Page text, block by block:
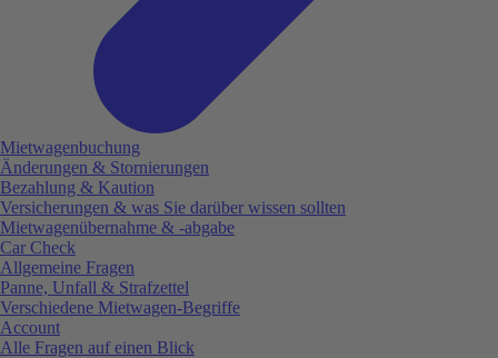
Mietwagenbuchung
Änderungen & Stornierungen
Bezahlung & Kaution
Versicherungen & was Sie darüber wissen sollten
Mietwagenübernahme & -abgabe
Car Check
Allgemeine Fragen
Panne, Unfall & Strafzettel
Verschiedene Mietwagen-Begriffe
Account
Alle Fragen auf einen Blick